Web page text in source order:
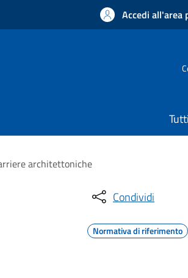
Accedi all'area
architettoniche
Condividi
Normativa di riferimento